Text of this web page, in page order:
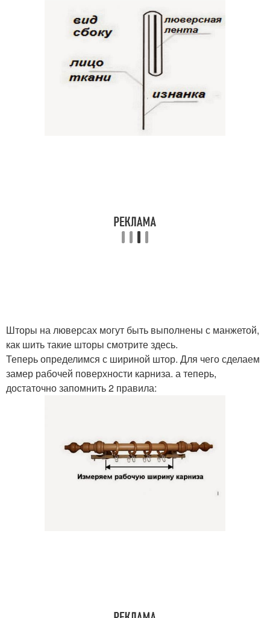
Шторы на люверсах могут быть выполнены с манжетой,
как шить такие шторы смотрите здесь.
Теперь определимся с шириной штор. Для чего сделаем
замер рабочей поверхности карниза. а теперь,
достаточно запомнить 2 правила: